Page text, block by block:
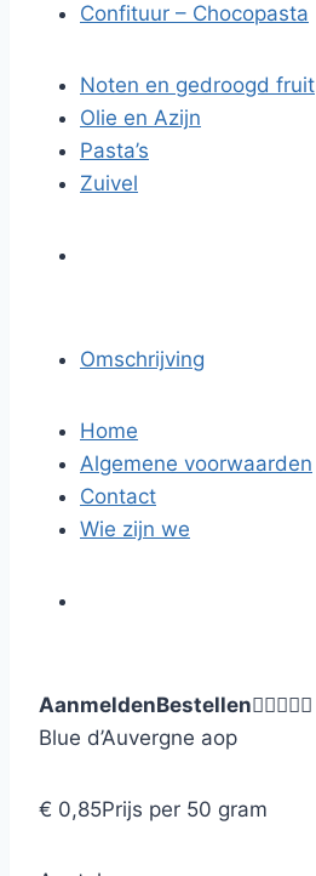
Confituur – Chocopasta
Noten en gedroogd fruit
Olie en Azijn
Pasta’s
Zuivel
Omschrijving
Home
Algemene voorwaarden
Contact
Wie zijn we
AanmeldenBestellen
Blue d’Auvergne aop
€ 0,85Prijs per 50 gram